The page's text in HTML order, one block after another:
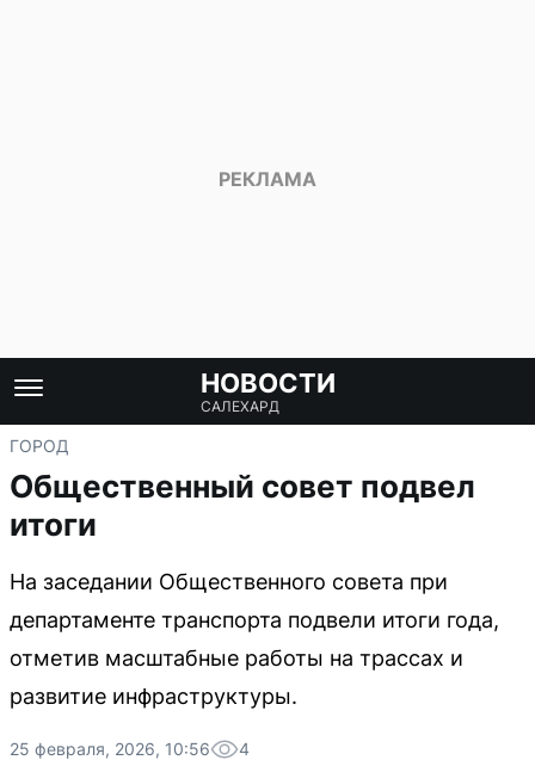
НОВОСТИ
САЛЕХАРД
ГОРОД
Общественный совет подвел
итоги
На заседании Общественного совета при
департаменте транспорта подвели итоги года,
отметив масштабные работы на трассах и
развитие инфраструктуры.
25 февраля, 2026, 10:56 4